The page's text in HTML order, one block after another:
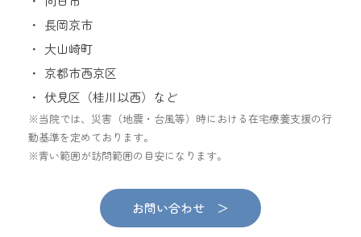
長岡京市
大山崎町
京都市西京区
伏見区（桂川以西）など
※当院では、災害（地震・台風等）時における在宅療養支援の行
動基準を定めております。
※青い範囲が訪問範囲の目安になります。
お問い合わせ ＞